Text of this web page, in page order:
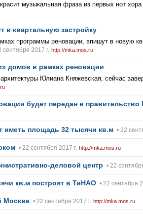
музыкальная фраза из первых нот
в квартальную застройку
программы реновации, впишут в новую
сентября 2017 г. http://mka.mos.ru
домов в рамках реновации
Юлиана Княжевская, сейчас
будет передан в
иметь площадь 32 тысячи кв.м • 22
• 22 сентября 2017 г. http://mka.mos.ru
деловой центр • 22
кв.м построят в ТиНАО • 22 сентября
Москве • 22 сентября 2017 г. http://mka.mos.ru